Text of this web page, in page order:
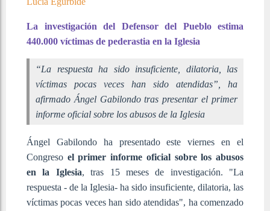
La investigación del Defensor del Pueblo estima
440.000 víctimas de pederastia en la Iglesia
“La respuesta ha sido insuficiente, dilatoria, las
víctimas pocas veces han sido atendidas”, ha
afirmado Ángel Gabilondo tras presentar el primer
informe oficial sobre los abusos de la Iglesia
Ángel Gabilondo ha presentado este viernes en el
Congreso el primer informe oficial sobre los abusos
en la Iglesia, tras 15 meses de investigación. "La
respuesta - de la Iglesia- ha sido insuficiente, dilatoria, las
víctimas pocas veces han sido atendidas", ha comenzado